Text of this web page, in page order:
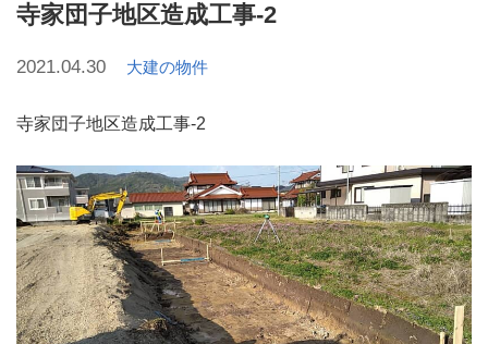
寺家団子地区造成工事-2
2021.04.30 大建の物件
寺家団子地区造成工事-2